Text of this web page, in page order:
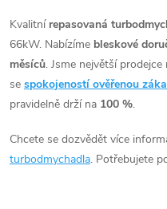
ů
ů
77kW, VW New Beetle 77kW,
VW Polo 55kW, 66kW, 77kW
v
l
á
a
Kvalitní repasovaná
66kW. Nabízíme bleskové
měsíců. Jsme největší
se spokojeností ověřenou
pravidelně drží na 100 %.
Chcete se dozvědět více
turbodmychadla. Potřebujete